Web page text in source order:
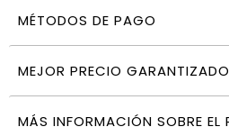
MÉTODOS DE PAGO
MEJOR PRECIO GARANTIZADO
MÁS INFORMACIÓN SOBRE EL